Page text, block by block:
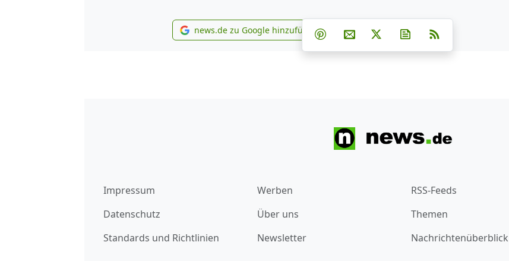
news.de zu Google hinzufügen
news.de zu Google hinzufügen Teilen auf Facebook
Teilen auf Whatsapp
Teilen auf Telegram
Teilen auf Pinterest
Per E-Mail teilen
Post auf XNewsletter abonnieren
Impressum
Datenschutz
Standards und Richtlinien
Werben
Über uns
Newsletter
RSS-Feeds
Themen
Nachrichtenüberblick